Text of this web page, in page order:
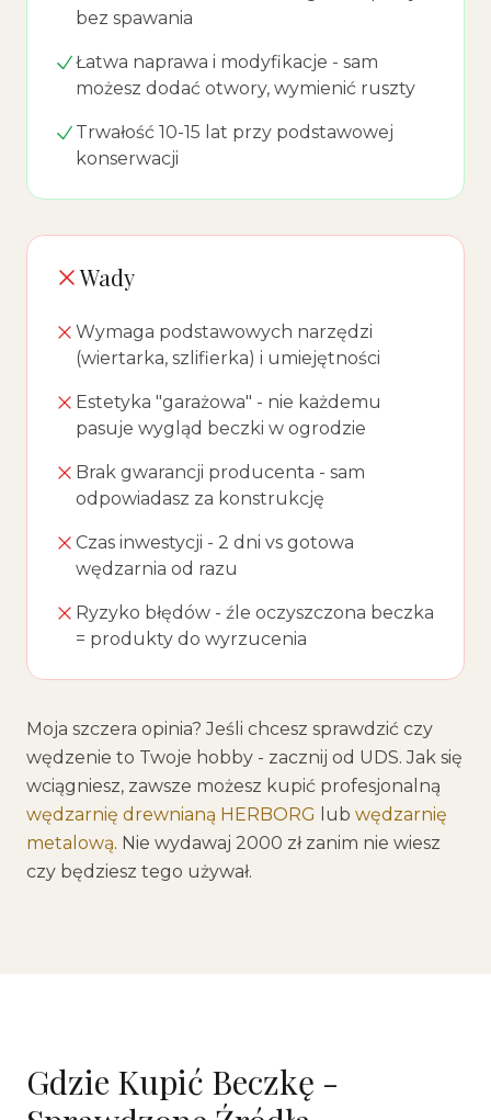
bez spawania
Łatwa naprawa i modyfikacje - sam
możesz dodać otwory, wymienić ruszty
Trwałość 10-15 lat przy podstawowej
konserwacji
Wady
Wymaga podstawowych narzędzi
(wiertarka, szlifierka) i umiejętności
Estetyka "garażowa" - nie każdemu
pasuje wygląd beczki w ogrodzie
Brak gwarancji producenta - sam
odpowiadasz za konstrukcję
Czas inwestycji - 2 dni vs gotowa
wędzarnia od razu
Ryzyko błędów - źle oczyszczona beczka
= produkty do wyrzucenia
Moja szczera opinia? Jeśli chcesz sprawdzić czy
wędzenie to Twoje hobby - zacznij od UDS. Jak się
wciągniesz, zawsze możesz kupić profesjonalną
wędzarnię drewnianą HERBORG
lub wędzarnię
metalową. Nie wydawaj 2000 zł zanim nie wiesz
czy będziesz tego używał.
Gdzie Kupić Beczkę -